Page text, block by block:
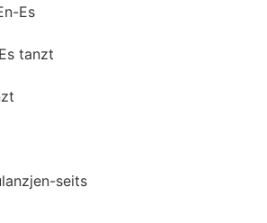
Es
tanzt
seits